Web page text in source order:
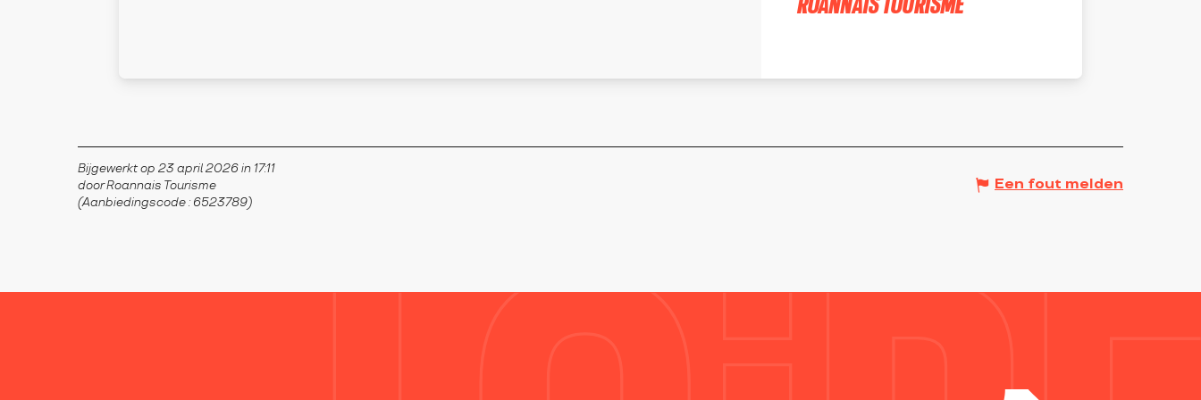
Bijgewerkt op 23 april 2026 in 17:11
door Roannais Tourisme
(Aanbiedingscode : 6523789)
Een fout melden